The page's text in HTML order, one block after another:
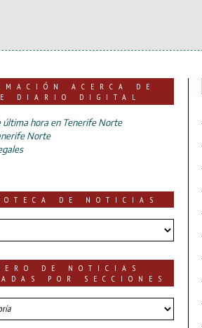
ACERCA DE
DIARIO DIGITAL
última hora en Tenerife Norte
Norte
DE NOTICIAS
DE NOTICIAS
POR SECCIONES